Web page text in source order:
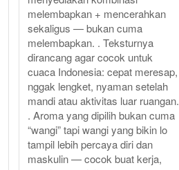
melembapkan + mencerahkan
sekaligus — bukan cuma
melembapkan. . Teksturnya
dirancang agar cocok untuk
cuaca Indonesia: cepat meresap,
nggak lengket, nyaman setelah
mandi atau aktivitas luar ruangan.
. Aroma yang dipilih bukan cuma
“wangi” tapi wangi yang bikin lo
tampil lebih percaya diri dan
maskulin — cocok buat kerja,